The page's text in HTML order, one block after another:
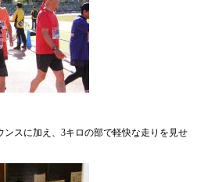
スに加え、3キロの部で軽快な走りを見せ